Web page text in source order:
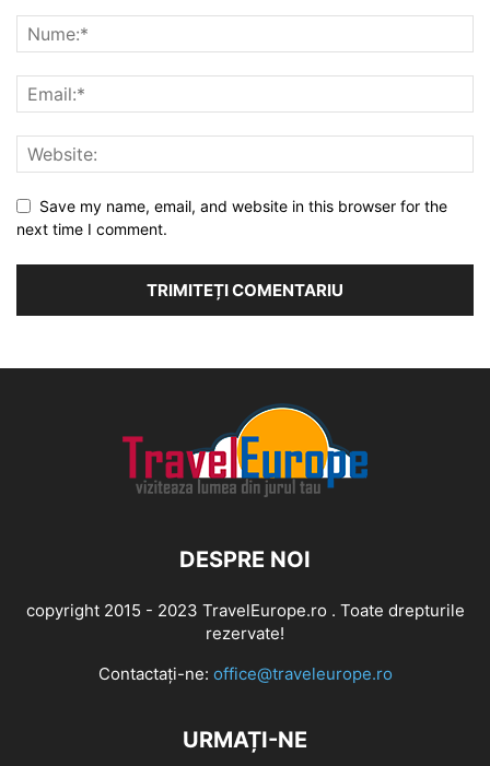
Save my name, email, and website in this browser for the
next time I comment.
DESPRE NOI
copyright 2015 - 2023 TravelEurope.ro . Toate drepturile
rezervate!
Contactați-ne: office@traveleurope.ro
URMAȚI-NE